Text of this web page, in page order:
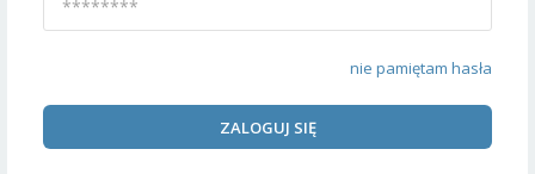
nie pamiętam hasła
ZALOGUJ SIĘ